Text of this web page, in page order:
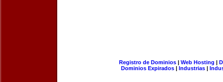
Registro de Dominios| Web Hosting |
Dominios Expirados | Industrias |